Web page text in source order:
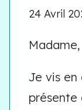
24 Avril
Je vis en
présente